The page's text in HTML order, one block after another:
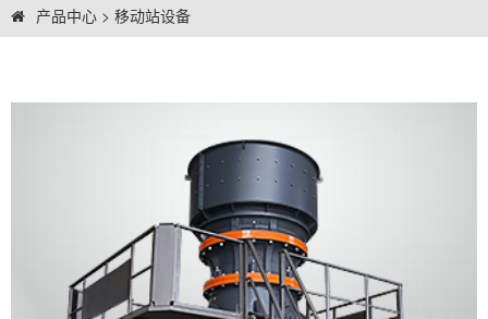
产品中心 > 移动站设备